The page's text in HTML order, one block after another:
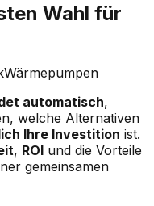
Wahl für
Wärmepumpen
automatisch,
welche Alternativen
Ihre Investition ist.
, ROI und die Vorteile
gemeinsamen